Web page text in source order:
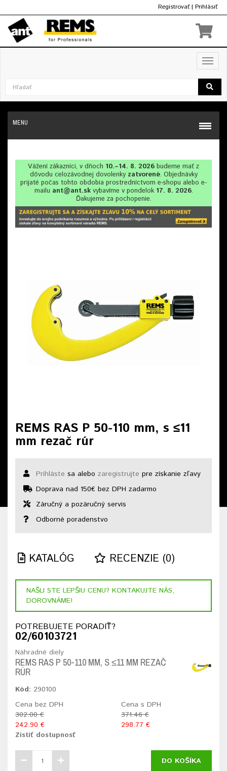
Registrovať | Prihlásiť
MENU
Vážení zákazníci, v dňoch 10.–14. 8. 2026 budeme mať z
dôvodu celozávodnej dovolenkyzatvorené. Objednávky
prijaté počas tohto obdobia prostredníctvom e-shopu alebo e-
mailu ant@ant.skvybavíme v pondelok 17. 8. 2026.
Ďakujeme za pochopenie.
REMS RAS P 50-110 mm, s ≤11
mm rezač rúr
Prihláste sa alebo zaregistrujte pre získanie zľavy
Doprava nad 150€ bez DPH zadarmo
Záručný a pozáručný servis
Odborné poradenstvo
KATALÓG RECENZIE (0)
NAŠLI STE LEPŠIU CENU? KONTAKUJTE NÁS,
DOROVNÁME!
POTREBUJETE PORADIŤ?
02/60103721
Náhradné diely
REMS RAS P 50-110 MM, S ≤11 MM REZAČ
RÚR
Kód: 290100
Cena bez DPH
302.00 €
242.90 €
Cena s DPH
371.46 €
298.77 €
Zistiť dostupnosť
DO KOŠÍKA